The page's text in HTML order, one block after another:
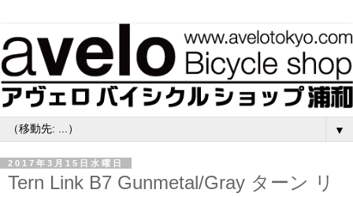
▼
2017年3月15日水曜日
Tern Link B7 Gunmetal/Gray ターン リ